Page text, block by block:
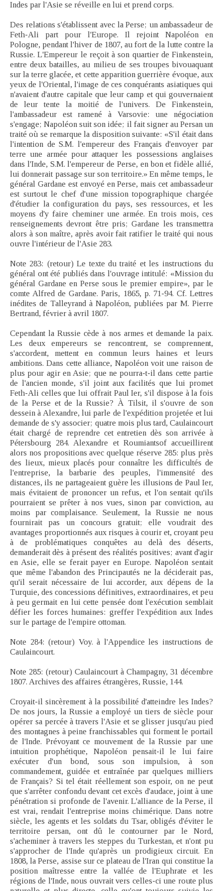
Indes par l'Asie se réveille en lui et prend corps.
Des relations s'établissent avec la Perse; un ambassadeur de
Feth-Ali part pour l'Europe. Il rejoint Napoléon en
Pologne, pendant l'hiver de 1807, au fort de la lutte contre la
Russie. L'Empereur le reçoit à son quartier de Finkenstein,
entre deux batailles, au milieu de ses troupes bivouaquant
sur la terre glacée, et cette apparition guerrière évoque, aux
yeux de l'Oriental, l'image de ces conquérants asiatiques qui
n'avaient d'autre capitale que leur camp et qui gouvernaient
de leur tente la moitié de l'univers. De Finkenstein,
l'ambassadeur est ramené à Varsovie: une négociation
s'engage; Napoléon suit son idée; il fait signer au Persan un
traité où se remarque la disposition suivante: «S'il était dans
l'intention de S.M. l'empereur des Français d'envoyer par
terre une armée pour attaquer les possessions anglaises
dans l'Inde, S.M. l'empereur de Perse, en bon et fidèle allié,
lui donnerait passage sur son territoire.» En même temps, le
général Gardane est envoyé en Perse, mais cet ambassadeur
est surtout le chef d'une mission topographique chargée
d'étudier la configuration du pays, ses ressources, et les
moyens d'y faire cheminer une armée. En trois mois, ces
renseignements devront être pris; Gardane les transmettra
alors à son maître, après avoir fait ratifier le traité qui nous
ouvre l'intérieur de l'Asie 283.
Note 283: (retour) Le texte du traité et les instructions du
général ont été publiés dans l'ouvrage intitulé: «Mission du
général Gardane en Perse sous le premier empire», par le
comte Alfred de Gardane. Paris, 1865, p. 71-94. Cf. Lettres
inédites de Talleyrand à Napoléon, publiées par M. Pierre
Bertrand, février à avril 1807.
Cependant la Russie cède à nos armes et demande la paix.
Les deux empereurs se rencontrent, se comprennent,
s'accordent, mettent en commun leurs haines et leurs
ambitions. Dans cette alliance, Napoléon voit une raison de
plus pour agir en Asie; que ne pourra-t-il dans cette partie
de l'ancien monde, s'il joint aux facilités que lui promet
Feth-Ali celles que lui offrait Paul Ier, s'il dispose à la fois
de la Perse et de la Russie? À Tilsit, il s'ouvre de son
dessein à Alexandre, lui parle de l'expédition projetée et lui
demande de s'y associer; quatre mois plus tard, Caulaincourt
était chargé de reprendre cet entretien dès son arrivée à
Pétersbourg 284. Alexandre et Roumiantsof accueillirent
alors nos propositions avec quelque réserve 285: plus près
des lieux, mieux placés pour connaître les difficultés de
l'entreprise, la barbarie des peuples, l'immensité des
distances, ils ne partageaient guère les illusions de Paul Ier,
mais évitaient de prononcer un refus, et l'on sentait qu'ils
pourraient se prêter à nos vues, sinon par conviction, au
moins par complaisance. Seulement, la Russie ne nous
fournirait pas un concours gratuit; elle voudrait des
avantages proportionnés aux risques à courir et, croyant peu
à de problématiques conquêtes au delà des déserts,
demanderait dès à présent des réalités positives; avant d'agir
en Asie, elle se ferait payer en Europe. Napoléon sentait
que même l'abandon des Principautés ne la déciderait pas,
qu'il serait nécessaire de lui accorder, aux dépens de la
Turquie, des concessions définitives, extraordinaires, et peu
à peu germait en lui cette pensée dont l'exécution semblait
défier les forces humaines: greffer l'expédition aux Indes
sur le partage de l'empire ottoman.
Note 284: (retour) Voy. à l'Appendice les instructions de
Caulaincourt.
Note 285: (retour) Caulaincourt à Champagny, 31 décembre
1807. Archives des affaires étrangères, Russie, 144.
Croyait-il sincèrement à la possibilité d'atteindre les Indes?
De nos jours, la Russie a employé un tiers de siècle pour
opérer sa percée à travers l'Asie et se glisser jusqu'au pied
des montagnes à peine franchissables qui forment le portail
de l'Inde. Prévoyant ce mouvement de la Russie par une
intuition prophétique, Napoléon pensait-il le lui faire
exécuter d'un bond, sous son impulsion, à son
commandement, guidée et entraînée par quelques milliers
de Français? Si tel était réellement son espoir, on ne peut
que s'arrêter confondu devant cet excès d'audace, joint à une
pénétration si profonde de l'avenir. L'alliance de la Perse, il
est vrai, rendait l'entreprise moins chimérique. Dans notre
siècle, les agents et les soldats du Tsar, obligés d'éviter le
territoire persan, ont dû le contourner par le Nord,
s'acheminer à travers les steppes du Turkestan, et n'ont pu
s'approcher de l'Inde qu'après un prodigieux circuit. En
1808, la Perse, assise sur ce plateau de l'Iran qui constitue la
position maîtresse entre la vallée de l'Euphrate et les
régions de l'Inde, nous ouvrait vers celles-ci une route plus